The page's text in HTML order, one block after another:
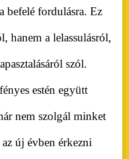
befelé fordulásra. Ez
hanem a lelassulásról,
szól.
estén együtt
nem szolgál minket
új évben érkezni